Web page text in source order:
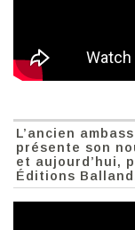
L’ancien
présente son
et aujourd’hui,
Éditions